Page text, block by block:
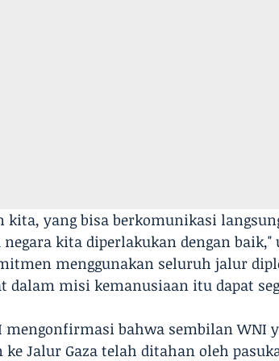
yang bisa berkomunikasi
kita diperlakukan dengan baik,"
menggunakan seluruh jalur
dalam misi kemanusiaan itu dapat
mengonfirmasi bahwa sembilan WNI
Jalur Gaza telah ditahan oleh